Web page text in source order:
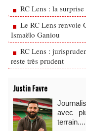
RC Lens : la
Le RC Lens renvoie
Ismaëlo Ganiou
RC Lens :
reste très prudent
Justin Favre
avec
terrain....